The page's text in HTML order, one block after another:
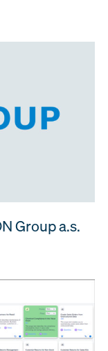
Group a.s.